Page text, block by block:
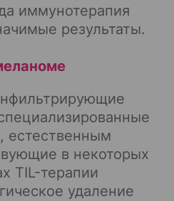
иммунотерапия
результаты.
естественным
в некоторых
TIL-терапии
удаление